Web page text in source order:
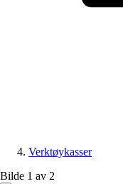
Verktøykasser
Bilde 1 av 2